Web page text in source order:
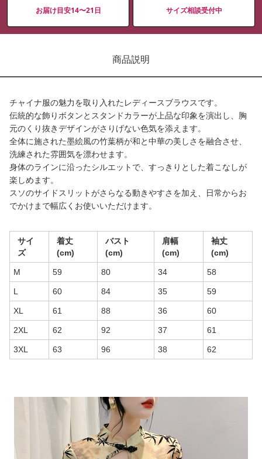
お届け目安14〜21日 サイズ相談受付中
商品説明
チャイナ服の魅力を取り入れたレディースブラウスです。
伝統的な飾りボタンとスタンドカラーが上品な印象を演出し、胸
元のくり抜きデザインがさりげない色気を添えます。
全体に施された墨絵風の竹葉柄が和と中華の美しさを融合させ、
洗練された雰囲気を漂わせます。
身体のラインに沿ったシルエットで、すっきりとした着こなしが
楽しめます。
スソのサイドスリットがさらなる動きやすさを加え、日常からお
でかけまで幅広くお使いいただけます。
サイ
ズ
着丈
(cm)
バスト
(cm)
肩幅
(cm)
袖丈
(cm)
M 59 80 34 58
L 60 84 35 59
XL 61 88 36 60
2XL 62 92 37 61
3XL 63 96 38 62